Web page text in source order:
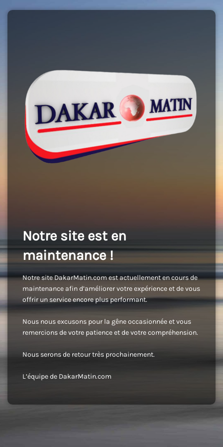
Notre site est en
maintenance !
Notre site DakarMatin.com est actuellement en cours de
maintenance afin d’améliorer votre expérience et de vous
offrir un service encore plus performant.
Nous nous excusons pour la gêne occasionnée et vous
remercions de votre patience et de votre compréhension.
Nous serons de retour très prochainement.
L’équipe de DakarMatin.com